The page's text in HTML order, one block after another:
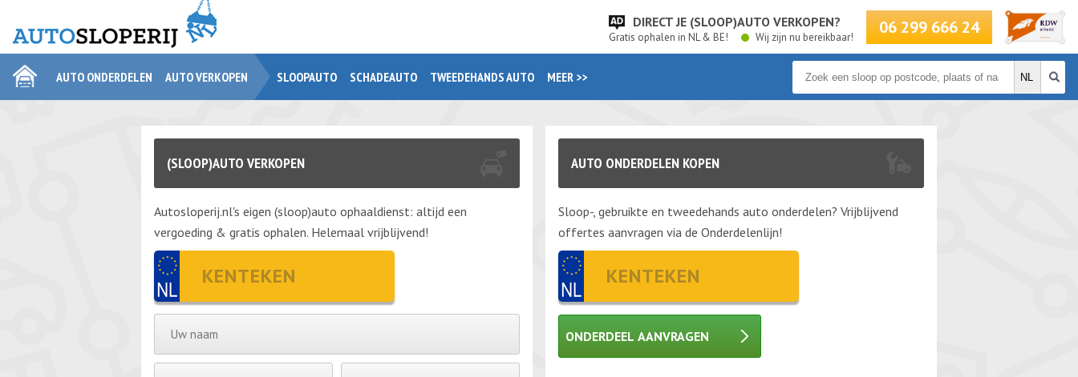
DIRECT JE (SLOOP)AUTO VERKOPEN?
Gratis ophalen in NL & BE! Wij zijn nu bereikbaar! 06 299 666 24
AUTO ONDERDELEN AUTO VERKOPEN SLOOPAUTO SCHADEAUTO TWEEDEHANDS AUTO MEER >>
(SLOOP)AUTO VERKOPEN
Autosloperij.nl's eigen (sloop)auto ophaaldienst: altijd een
vergoeding & gratis ophalen. Helemaal vrijblijvend!
AUTO ONDERDELEN KOPEN
Sloop-, gebruikte en tweedehands auto onderdelen? Vrijblijvend
offertes aanvragen via de Onderdelenlijn!
ONDERDEEL AANVRAGEN